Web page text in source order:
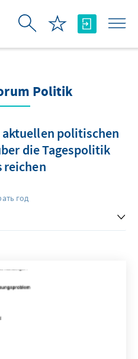
Politik
politischen
die Tagespolitik
reichen
год